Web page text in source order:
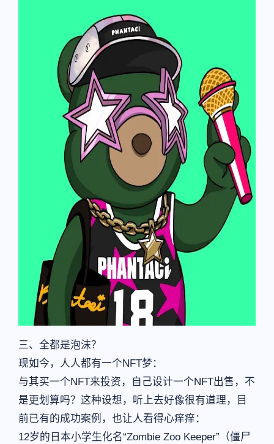
三、全都是泡沫？
现如今，人人都有一个NFT梦：
与其买一个NFT来投资，自己设计一个NFT出售，不
是更划算吗？这种设想，听上去好像很有道理，目
前已有的成功案例，也让人看得心痒痒：
12岁的日本小学生化名“Zombie Zoo Keeper”（僵尸